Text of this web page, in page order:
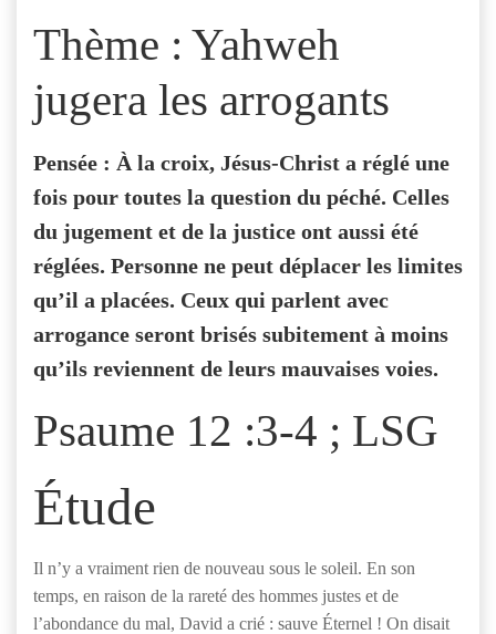
Thème : Yahweh
jugera les arrogants
Pensée : À la croix, Jésus-Christ a réglé une
fois pour toutes la question du péché. Celles
du jugement et de la justice ont aussi été
réglées. Personne ne peut déplacer les limites
qu’il a placées. Ceux qui parlent avec
arrogance seront brisés subitement à moins
qu’ils reviennent de leurs mauvaises voies.
Psaume 12 :3-4 ; LSG
Étude
Il n’y a vraiment rien de nouveau sous le soleil. En son
temps, en raison de la rareté des hommes justes et de
l’abondance du mal, David a crié : sauve Éternel ! On disait